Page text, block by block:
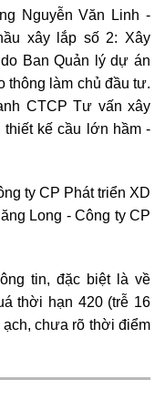
Nguyễn Văn Linh -
xây lắp số 2: Xây
Ban Quản lý dự án
thông làm chủ đầu tư.
CTCP Tư vấn xây
kế cầu lớn hầm -
ty CP Phát triển XD
Long - Công ty CP
tin, đặc biệt là về
thời hạn 420 (trễ 16
chưa rõ thời điểm